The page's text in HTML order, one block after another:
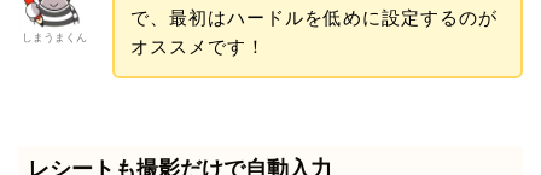
しまうまくん
で、最初はハードルを低めに設定するのが
オススメです！
レシートも撮影だけで自動入力